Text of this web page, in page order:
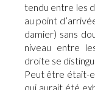
tendu entre les
au point
damier) sans
niveau entre
droite se
Peut être était-
qui aurait été